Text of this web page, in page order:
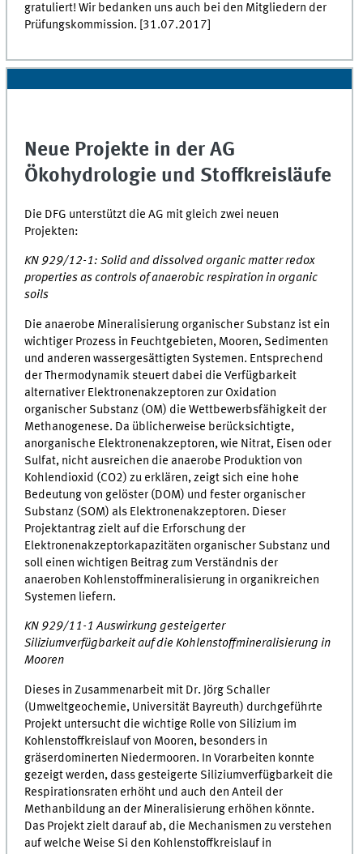
gratuliert! Wir bedanken uns auch bei den Mitgliedern der
Prüfungskommission. [31.07.2017]
Neue Projekte in der AG
Ökohydrologie und Stoffkreisläufe
Die DFG unterstützt die AG mit gleich zwei neuen
Projekten:
KN 929/12-1: Solid and dissolved organic matter redox
properties as controls of anaerobic respiration in organic
soils
Die anaerobe Mineralisierung organischer Substanz ist ein
wichtiger Prozess in Feuchtgebieten, Mooren, Sedimenten
und anderen wassergesättigten Systemen. Entsprechend
der Thermodynamik steuert dabei die Verfügbarkeit
alternativer Elektronenakzeptoren zur Oxidation
organischer Substanz (OM) die Wettbewerbsfähigkeit der
Methanogenese. Da üblicherweise berücksichtigte,
anorganische Elektronenakzeptoren, wie Nitrat, Eisen oder
Sulfat, nicht ausreichen die anaerobe Produktion von
Kohlendioxid (CO2) zu erklären, zeigt sich eine hohe
Bedeutung von gelöster (DOM) und fester organischer
Substanz (SOM) als Elektronenakzeptoren. Dieser
Projektantrag zielt auf die Erforschung der
Elektronenakzeptorkapazitäten organischer Substanz und
soll einen wichtigen Beitrag zum Verständnis der
anaeroben Kohlenstoffmineralisierung in organikreichen
Systemen liefern.
KN 929/11-1 Auswirkung gesteigerter
Siliziumverfügbarkeit auf die Kohlenstoffmineralisierung in
Mooren
Dieses in Zusammenarbeit mit Dr. Jörg Schaller
(Umweltgeochemie, Universität Bayreuth) durchgeführte
Projekt untersucht die wichtige Rolle von Silizium im
Kohlenstoffkreislauf von Mooren, besonders in
gräserdominerten Niedermooren. In Vorarbeiten konnte
gezeigt werden, dass gesteigerte Siliziumverfügbarkeit die
Respirationsraten erhöht und auch den Anteil der
Methanbildung an der Mineralisierung erhöhen könnte.
Das Projekt zielt darauf ab, die Mechanismen zu verstehen
auf welche Weise Si den Kohlenstoffkreislauf in